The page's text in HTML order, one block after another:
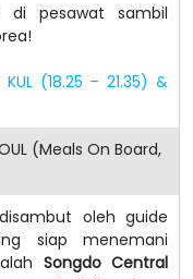
di pesawat sambil
(18.25 – 21.35) &
(Meals On Board,
oleh guide
siap menemani
Songdo Central